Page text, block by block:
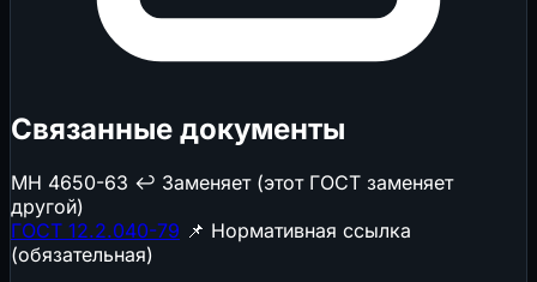
Связанные документы
МН 4650-63 ↩️ Заменяет (этот ГОСТ заменяет
другой)
ГОСТ 12.2.040-79 📌 Нормативная ссылка
(обязательная)